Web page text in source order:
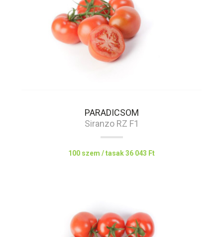
PARADICSOM
Siranzo RZ F1
100 szem / tasak36 043 Ft